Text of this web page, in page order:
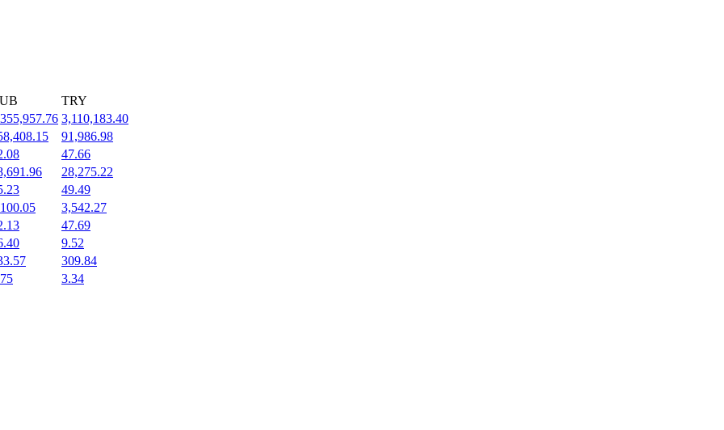
TRY
3,110,183.40
91,986.98
47.66
28,275.22
49.49
3,542.27
47.69
9.52
309.84
3.34